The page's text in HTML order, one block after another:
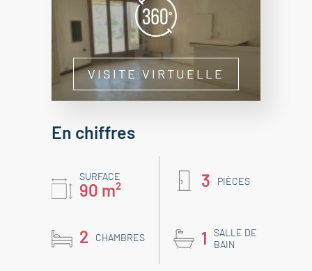
VISITE VIRTUELLE
En chiffres
SURFACE
90 m² 3 PIÈCES
2 CHAMBRES 1
SALLE DE
BAIN